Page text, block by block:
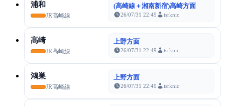
浦和
JR高崎線
(高崎線＋湘南新宿)高崎方面
26/07/31 22:49 tsrknic
高崎
JR高崎線
上野方面
26/07/31 22:49 tsrknic
鴻巣
JR高崎線
上野方面
26/07/31 22:49 tsrknic